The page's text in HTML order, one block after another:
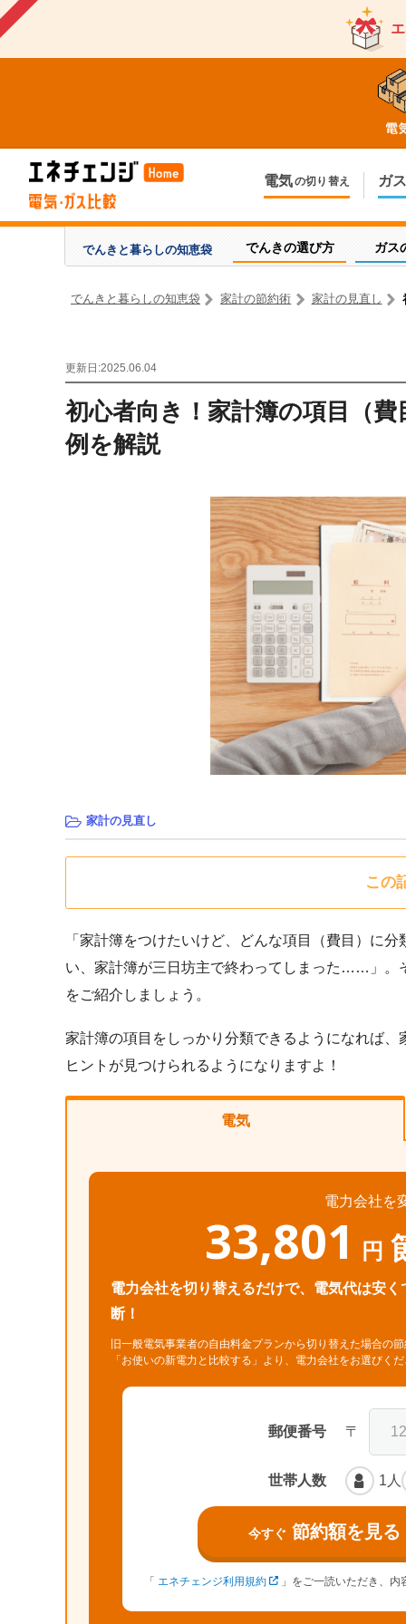
電気の切り替え ガ
でんきと暮らしの知恵袋 でんきの選び方 ガス
でんきと暮らしの知恵袋 家計の節約術 家計の見直し
更新日:2025.06.04
初心者向き！家計簿の項目（
例を解説
家計の見直し
この
「家計簿をつけたいけど、どんな項目（費目）に
い、家計簿が三日坊主で終わってしまった……」。
をご紹介しましょう。
家計簿の項目をしっかり分類できるようになれば
ヒントが見つけられるようになりますよ！
電気
電力会社を
33,801 円
電力会社を切り替えるだけで、電気代は安
断！
旧一般電気事業者の自由料金プランから切り替えた場合の
「お使いの新電力と比較する」より、電力会社をお選びく
郵便番号 〒
世帯人数 1人
今すぐ 節約額を見る
「 エネチェンジ利用規約 」をご一読いただき、